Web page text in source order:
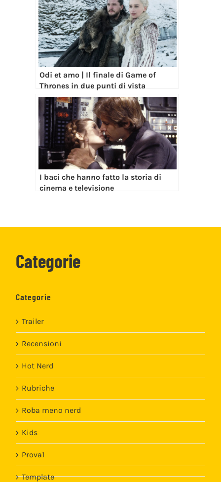
Odi et amo | Il finale di Game of
Thrones in due punti di vista
I baci che hanno fatto la storia di
cinema e televisione
Categorie
Categorie
Trailer
Recensioni
Hot Nerd
Rubriche
Roba meno nerd
Kids
Prova1
Template